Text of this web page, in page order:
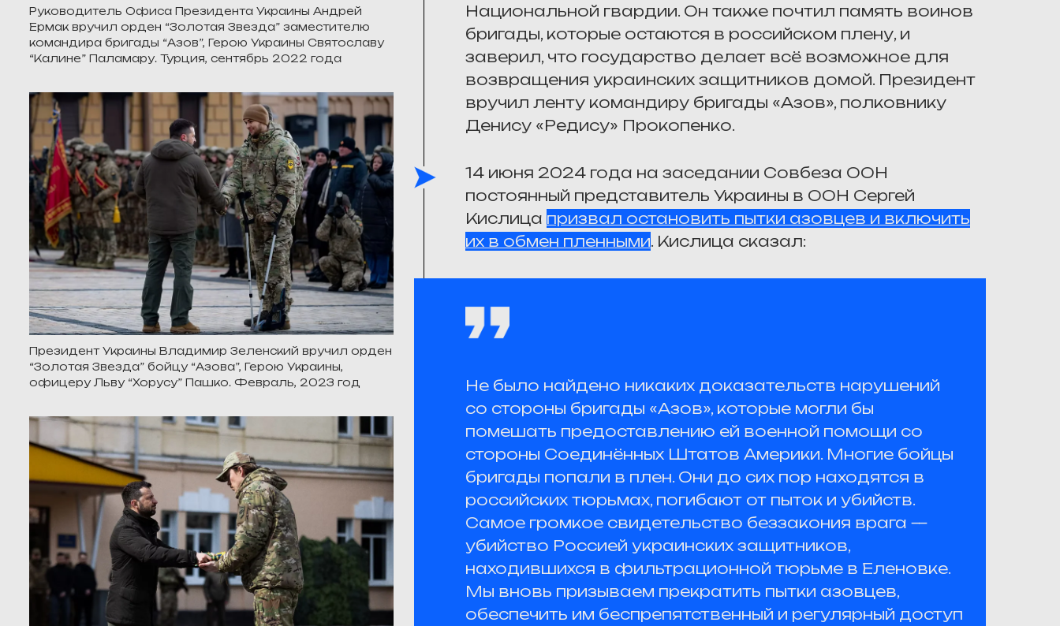
Руководитель Офиса Президента Украины Андрей
Ермак вручил орден “Золотая Звезда” заместителю
командира бригады “Азов”, Герою Украины Святославу
“Калине” Паламару. Турция, сентябрь 2022 года
Президент Украины Владимир Зеленский вручил орден
“Золотая Звезда” бойцу “Азова”, Герою Украины,
офицеру Льву “Хорусу” Пашко. Февраль, 2023 год
Национальной гвардии. Он также почтил память воинов
бригады, которые остаются в российском плену, и
заверил, что государство делает всё возможное для
возвращения украинских защитников домой. Президент
вручил ленту командиру бригады «Азов», полковнику
Денису «Редису» Прокопенко.
14 июня 2024 года на заседании Совбеза ООН
постоянный представитель Украины в ООН Сергей
Кислица призвал остановить пытки азовцев и включить
их в обмен пленными. Кислица сказал:
Не было найдено никаких доказательств нарушений
со стороны бригады «Азов», которые могли бы
помешать предоставлению ей военной помощи со
стороны Соединённых Штатов Америки. Многие бойцы
бригады попали в плен. Они до сих пор находятся в
российских тюрьмах, погибают от пыток и убийств.
Самое громкое свидетельство беззакония врага —
убийство Россией украинских защитников,
находившихся в фильтрационной тюрьме в Еленовке.
Мы вновь призываем прекратить пытки азовцев,
обеспечить им беспрепятственный и регулярный доступ